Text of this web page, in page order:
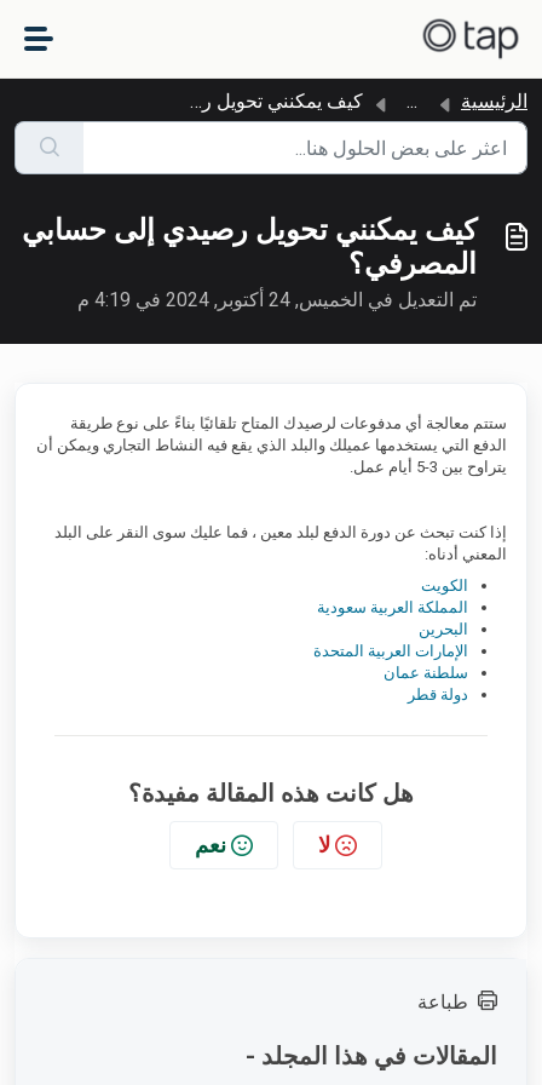
الرئيسية ... كيف يمكنني تحويل رصيدي إلى حسابي المصرفي؟
كيف يمكنني تحويل رصيدي إلى حسابي
المصرفي؟
تم التعديل في الخميس, 24 أكتوبر, 2024 في 4:19 م
ستتم معالجة أي مدفوعات لرصيدك المتاح تلقائيًا بناءً على نوع طريقة
الدفع التي يستخدمها عميلك والبلد الذي يقع فيه النشاط التجاري ويمكن أن
يتراوح بين 3-5 أيام عمل.
إذا كنت تبحث عن دورة الدفع لبلد معين ، فما عليك سوى النقر على البلد
المعني أدناه:
الكويت
المملكة العربية سعودية
البحرين
الإمارات العربية المتحدة
سلطنة عمان
دولة قطر
هل كانت هذه المقالة مفيدة؟
لا نعم
طباعة
المقالات في هذا المجلد -